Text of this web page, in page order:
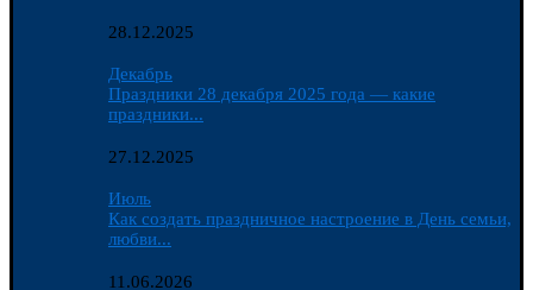
28.12.2025
Декабрь
Праздники 28 декабря 2025 года — какие
праздники...
27.12.2025
Июль
Как создать праздничное настроение в День семьи,
любви...
11.06.2026